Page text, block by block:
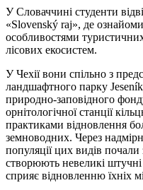
У Словаччині студенти
«Slovenský raj», де
особливостями
лісових екосистем.
У Чехії вони спільно з
ландшафтного парку
природно-заповідного
орнітологічної станції
практиками відновлення
земноводних. Через
популяції цих видів
створюють невеликі
сприяє відновленню їхніх